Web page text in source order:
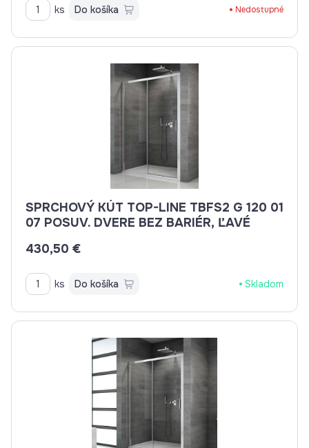
ks Do košíka Nedostupné
SPRCHOVÝ KÚT TOP-LINE TBFS2 G 120 01
07 POSUV. DVERE BEZ BARIÉR, ĽAVÉ
430,50 €
ks Do košíka Skladom